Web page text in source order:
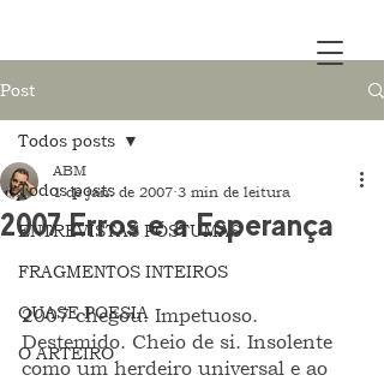
Post
Todos posts
ENTREVISTAS PÓSTUMAS
FRAGMENTOS INTEIROS
QUASE POESIA
O ARTEIRO
Todos posts
2007 Erros e a Esperança
ABM
1 de jan. de 2007 3 min de leitura
2007 chegou. Impetuoso.
Destemido. Cheio de si. Insolente
como um herdeiro universal e ao